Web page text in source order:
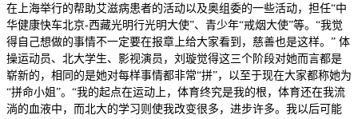
在上海举行的帮助艾滋病患者的活动以及奥组委的一些活动，担任“中
华健康快车北京-西藏光明行光明大使”、青少年“戒烟大使”等。“我觉
得自己想做的事情不一定要在报章上给大家看到，慈善也是这样。” 体
操运动员、北大学生、影视演员，刘璇觉得这三个阶段对她而言都是
崭新的，相同的是她对每样事情都非常“拼”，以至于现在大家都称她为
“拼命小姐”。“我的起点在运动上，体育终究是我的根，体育还在我流
淌的血液中，而北大的学习则使我改变很多，进步许多。我以后可能